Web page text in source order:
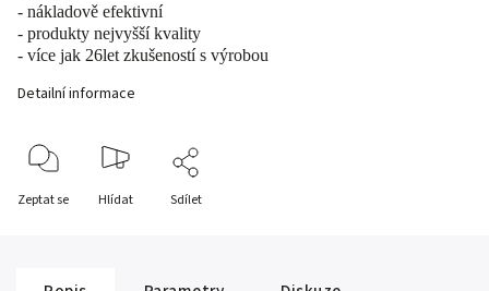
- nákladově efektivní
- produkty nejvyšší kvality
- více jak 26let zkušeností s výrobou
Detailní informace
Zeptat se Hlídat Sdílet